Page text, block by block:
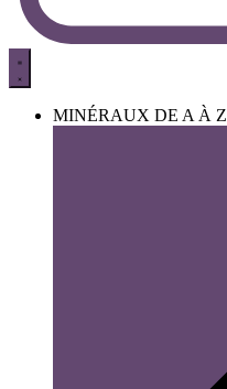
MINÉRAUX DE A À Z